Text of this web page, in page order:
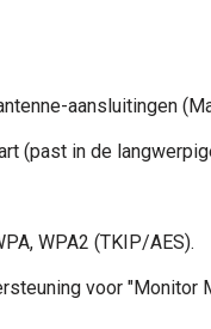
aansluitingen
(past in de
WPA2 (TKIP/AES).
voor "Monitor